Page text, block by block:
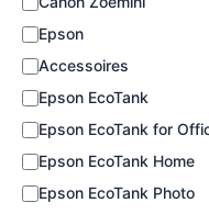
e
Epson
Accessoires
Epson EcoTank
Epson EcoTank for
Epson EcoTank Home
Epson EcoTank Photo